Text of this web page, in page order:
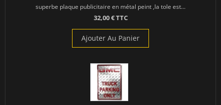
superbe plaque publicitaire en métal peint ,la tole est...
32,00 € TTC
Ajouter Au Panier